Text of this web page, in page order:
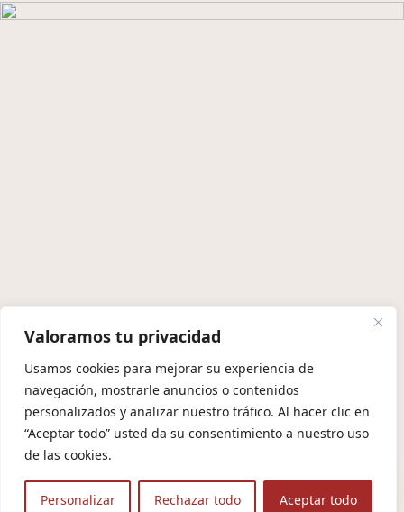
Valoramos tu privacidad
Usamos cookies para mejorar su experiencia de
navegación, mostrarle anuncios o contenidos
personalizados y analizar nuestro tráfico. Al hacer clic en
“Aceptar todo” usted da su consentimiento a nuestro uso
de las cookies.
Personalizar Rechazar todo Aceptar todo